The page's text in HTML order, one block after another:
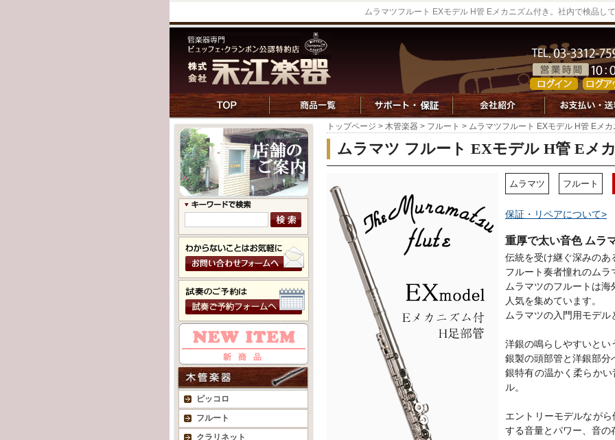
ムラマツフルート EXモデル H管 Eメカニズム付き。社内で検品し
ピッコロ
フルート
クラリネット
トップページ > 木管楽器 > フルート > ムラマツフルート EXモデル H管 Eメ
ムラマツ フルート EXモデル H管 Eメ
ムラマツ フルート
保証・リペアについて>
重厚で太い音色 ムラ
伝統を受け継ぐ深みのあ
フルート奏者憧れのムラ
ムラマツのフルートは
人気を集めています。
ムラマツの入門用モデ
洋銀の鳴らしやすいとい
銀製の頭部管と洋銀部
銀特有の温かく柔らか
ル。
エントリーモデルなが
する音量とパワー、音の